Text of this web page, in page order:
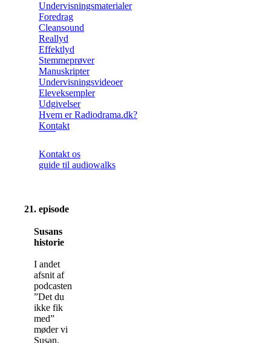
Undervisningsmaterialer
Foredrag
Cleansound
Reallyd
Effektlyd
Stemmeprøver
Manuskripter
Undervisningsvideoer
Eleveksempler
Udgivelser
Hvem er Radiodrama.dk?
Kontakt
Kontakt os
guide til audiowalks
21. episode
Susans
historie
I andet
afsnit af
podcasten
”Det du
ikke fik
med”
møder vi
Susan.